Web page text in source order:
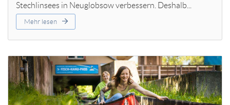
Stechlinsees in Neuglobsow verbessern. Deshalb...
Mehr lesen